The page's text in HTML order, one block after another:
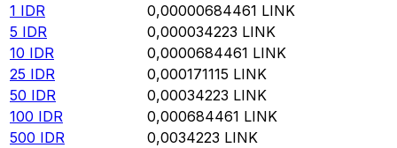
1 IDR 0,00000684461 LINK
5 IDR 0,000034223 LINK
10 IDR 0,0000684461 LINK
25 IDR 0,000171115 LINK
50 IDR 0,00034223 LINK
100 IDR 0,000684461 LINK
500 IDR 0,0034223 LINK